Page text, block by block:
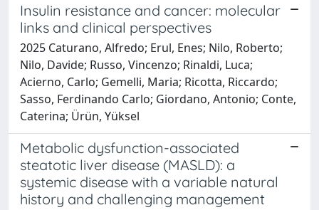
Insulin resistance and cancer: molecular
links and clinical perspectives
2025 Caturano, Alfredo; Erul, Enes; Nilo, Roberto;
Nilo, Davide; Russo, Vincenzo; Rinaldi, Luca;
Acierno, Carlo; Gemelli, Maria; Ricotta, Riccardo;
Sasso, Ferdinando Carlo; Giordano, Antonio; Conte,
Caterina; Ürün, Yüksel
Metabolic dysfunction-associated
steatotic liver disease (MASLD): a
systemic disease with a variable natural
history and challenging management